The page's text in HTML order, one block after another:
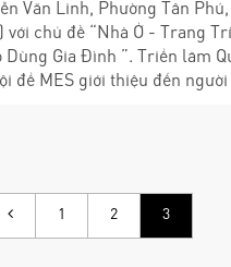
Văn Linh, Phường Tân Phú,
với chủ đề “Nhà Ở - Trang
Dùng Gia Đình ”. Triển lãm
để MES giới thiệu đến người
1 2 3